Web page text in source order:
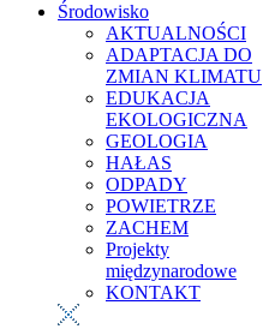
Środowisko
AKTUALNOŚCI
ADAPTACJA DO
ZMIAN KLIMATU
EDUKACJA
EKOLOGICZNA
GEOLOGIA
HAŁAS
ODPADY
POWIETRZE
ZACHEM
Projekty
międzynarodowe
KONTAKT